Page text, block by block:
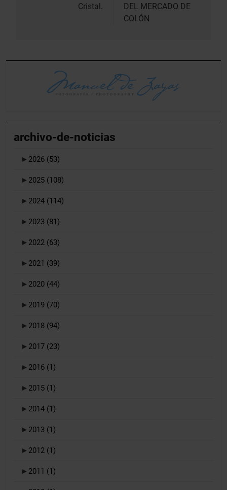
Cristal.
DEL MERCADO DE
COLÓN
archivo-de-noticias
► 2026 (53)
► 2025 (108)
► 2024 (114)
► 2023 (81)
► 2022 (63)
► 2021 (39)
► 2020 (44)
► 2019 (70)
► 2018 (94)
► 2017 (23)
► 2016 (1)
► 2015 (1)
► 2014 (1)
► 2013 (1)
► 2012 (1)
► 2011 (1)